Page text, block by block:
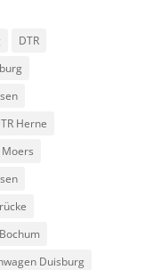
DTR
Herne
Moers
Duisburg